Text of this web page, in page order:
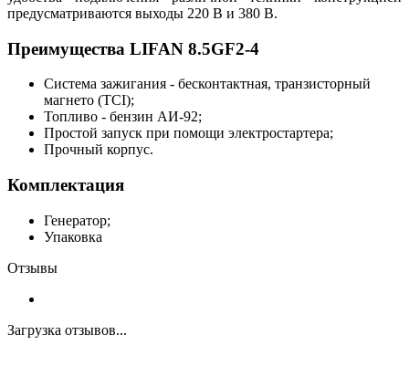
предусматриваются выходы 220 В и 380 В.
Преимущества LIFAN 8.5GF2-4
Система зажигания - бесконтактная, транзисторный
магнето (TCI);
Топливо - бензин АИ-92;
Простой запуск при помощи электростартера;
Прочный корпус.
Комплектация
Генератор;
Упаковка
Отзывы
Загрузка отзывов...